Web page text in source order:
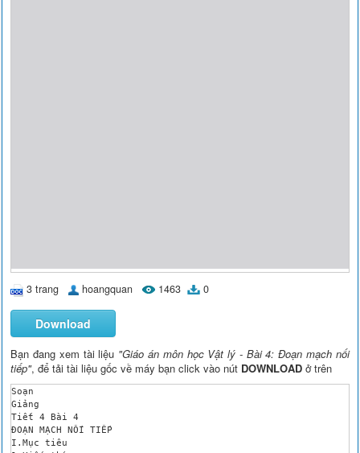
3 trang hoangquan 1463 0
Download
Bạn đang xem tài liệu "Giáo án môn học Vật lý - Bài 4: Đoạn mạch nối
tiếp", để tải tài liệu gốc về máy bạn click vào nút DOWNLOAD ở trên
Soạn
Giảng
Tiết 4 Bài 4
ĐOẠN MẠCH NỐI TIẾP
I.Mục tiêu